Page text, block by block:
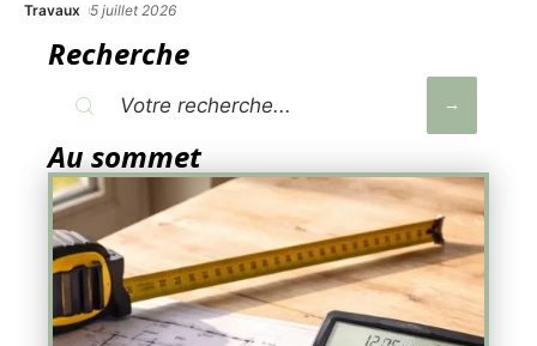
Travaux 5 juillet 2026
Recherche
Au sommet